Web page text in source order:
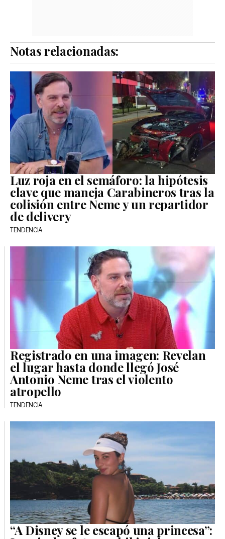
Notas relacionadas:
Luz roja en el semáforo: la hipótesis
clave que maneja Carabineros tras la
colisión entre Neme y un repartidor
de delivery
TENDENCIA
Registrado en una imagen: Revelan
el lugar hasta donde llegó José
Antonio Neme tras el violento
atropello
TENDENCIA
“A Disney se le escapó una princesa”: